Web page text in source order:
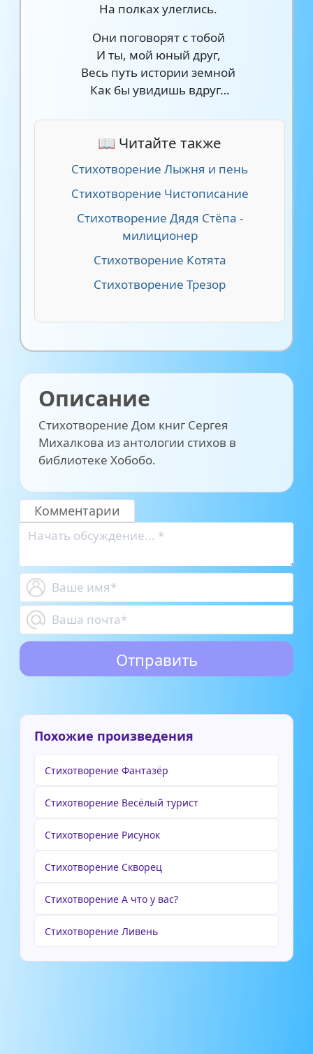
На полках улеглись.
Они поговорят с тобой
И ты, мой юный друг,
Весь путь истории земной
Как бы увидишь вдруг…
📖 Читайте также
Стихотворение Лыжня и пень
Стихотворение Чистописание
Стихотворение Дядя Стёпа -
милиционер
Стихотворение Котята
Стихотворение Трезор
Описание
Стихотворение Дом книг Сергея
Михалкова из антологии стихов в
библиотеке Хобобо.
Комментарии
Похожие произведения
Стихотворение Фантазёр
Стихотворение Весёлый турист
Стихотворение Рисунок
Стихотворение Скворец
Стихотворение А что у вас?
Стихотворение Ливень